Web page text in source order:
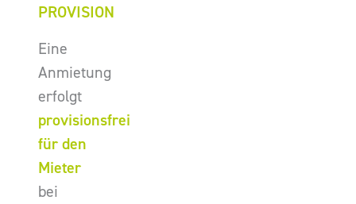
PROVISION
Eine
Anmietung
erfolgt
provisionsfrei
für den
Mieter
bei